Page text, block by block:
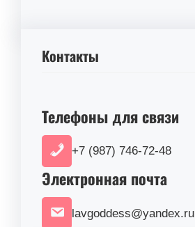
Контакты
Телефоны для связи
+7 (987) 746-72-48
Электронная почта
lavgoddess@yandex.ru